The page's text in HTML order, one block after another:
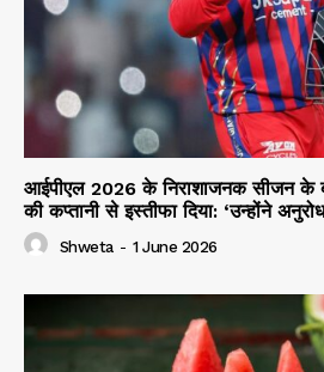
आईपीएल 2026 के निराशाजनक सीजन के
की कप्तानी से इस्तीफा दिया: ‘उन्होंने
Shweta - 1 June 2026